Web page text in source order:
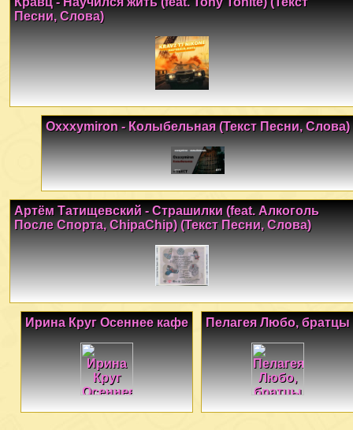
Песни, Слова)
Oxxxymiron - Колыбельная (Текст Песни, Слова)
Артём Татищевский - Страшилки (feat. Алкоголь
После Спорта, ChipaChip) (Текст Песни, Слова)
Пелагея Любо, братцы
Ирина Круг Осеннее кафе